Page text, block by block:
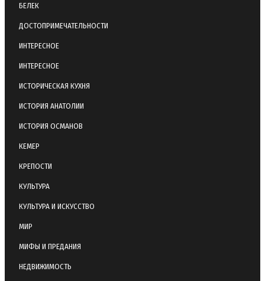
БЕЛЕК
ДОСТОПРИМЕЧАТЕЛЬНОСТИ
ИНТЕРЕСНОЕ
ИНТЕРЕСНОЕ
ИСТОРИЧЕСКАЯ КУХНЯ
ИСТОРИЯ АНАТОЛИИ
ИСТОРИЯ ОСМАНОВ
КЕМЕР
КРЕПОСТИ
КУЛЬТУРА
КУЛЬТУРА И ИСКУССТВО
МИР
МИФЫ И ПРЕДАНИЯ
НЕДВИЖИМОСТЬ